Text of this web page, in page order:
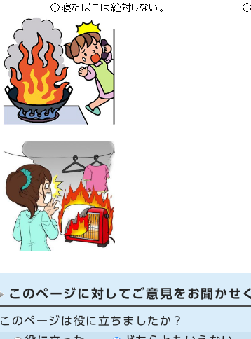
このページに対してご意見をお聞かせ
このページは役に立ちましたか？